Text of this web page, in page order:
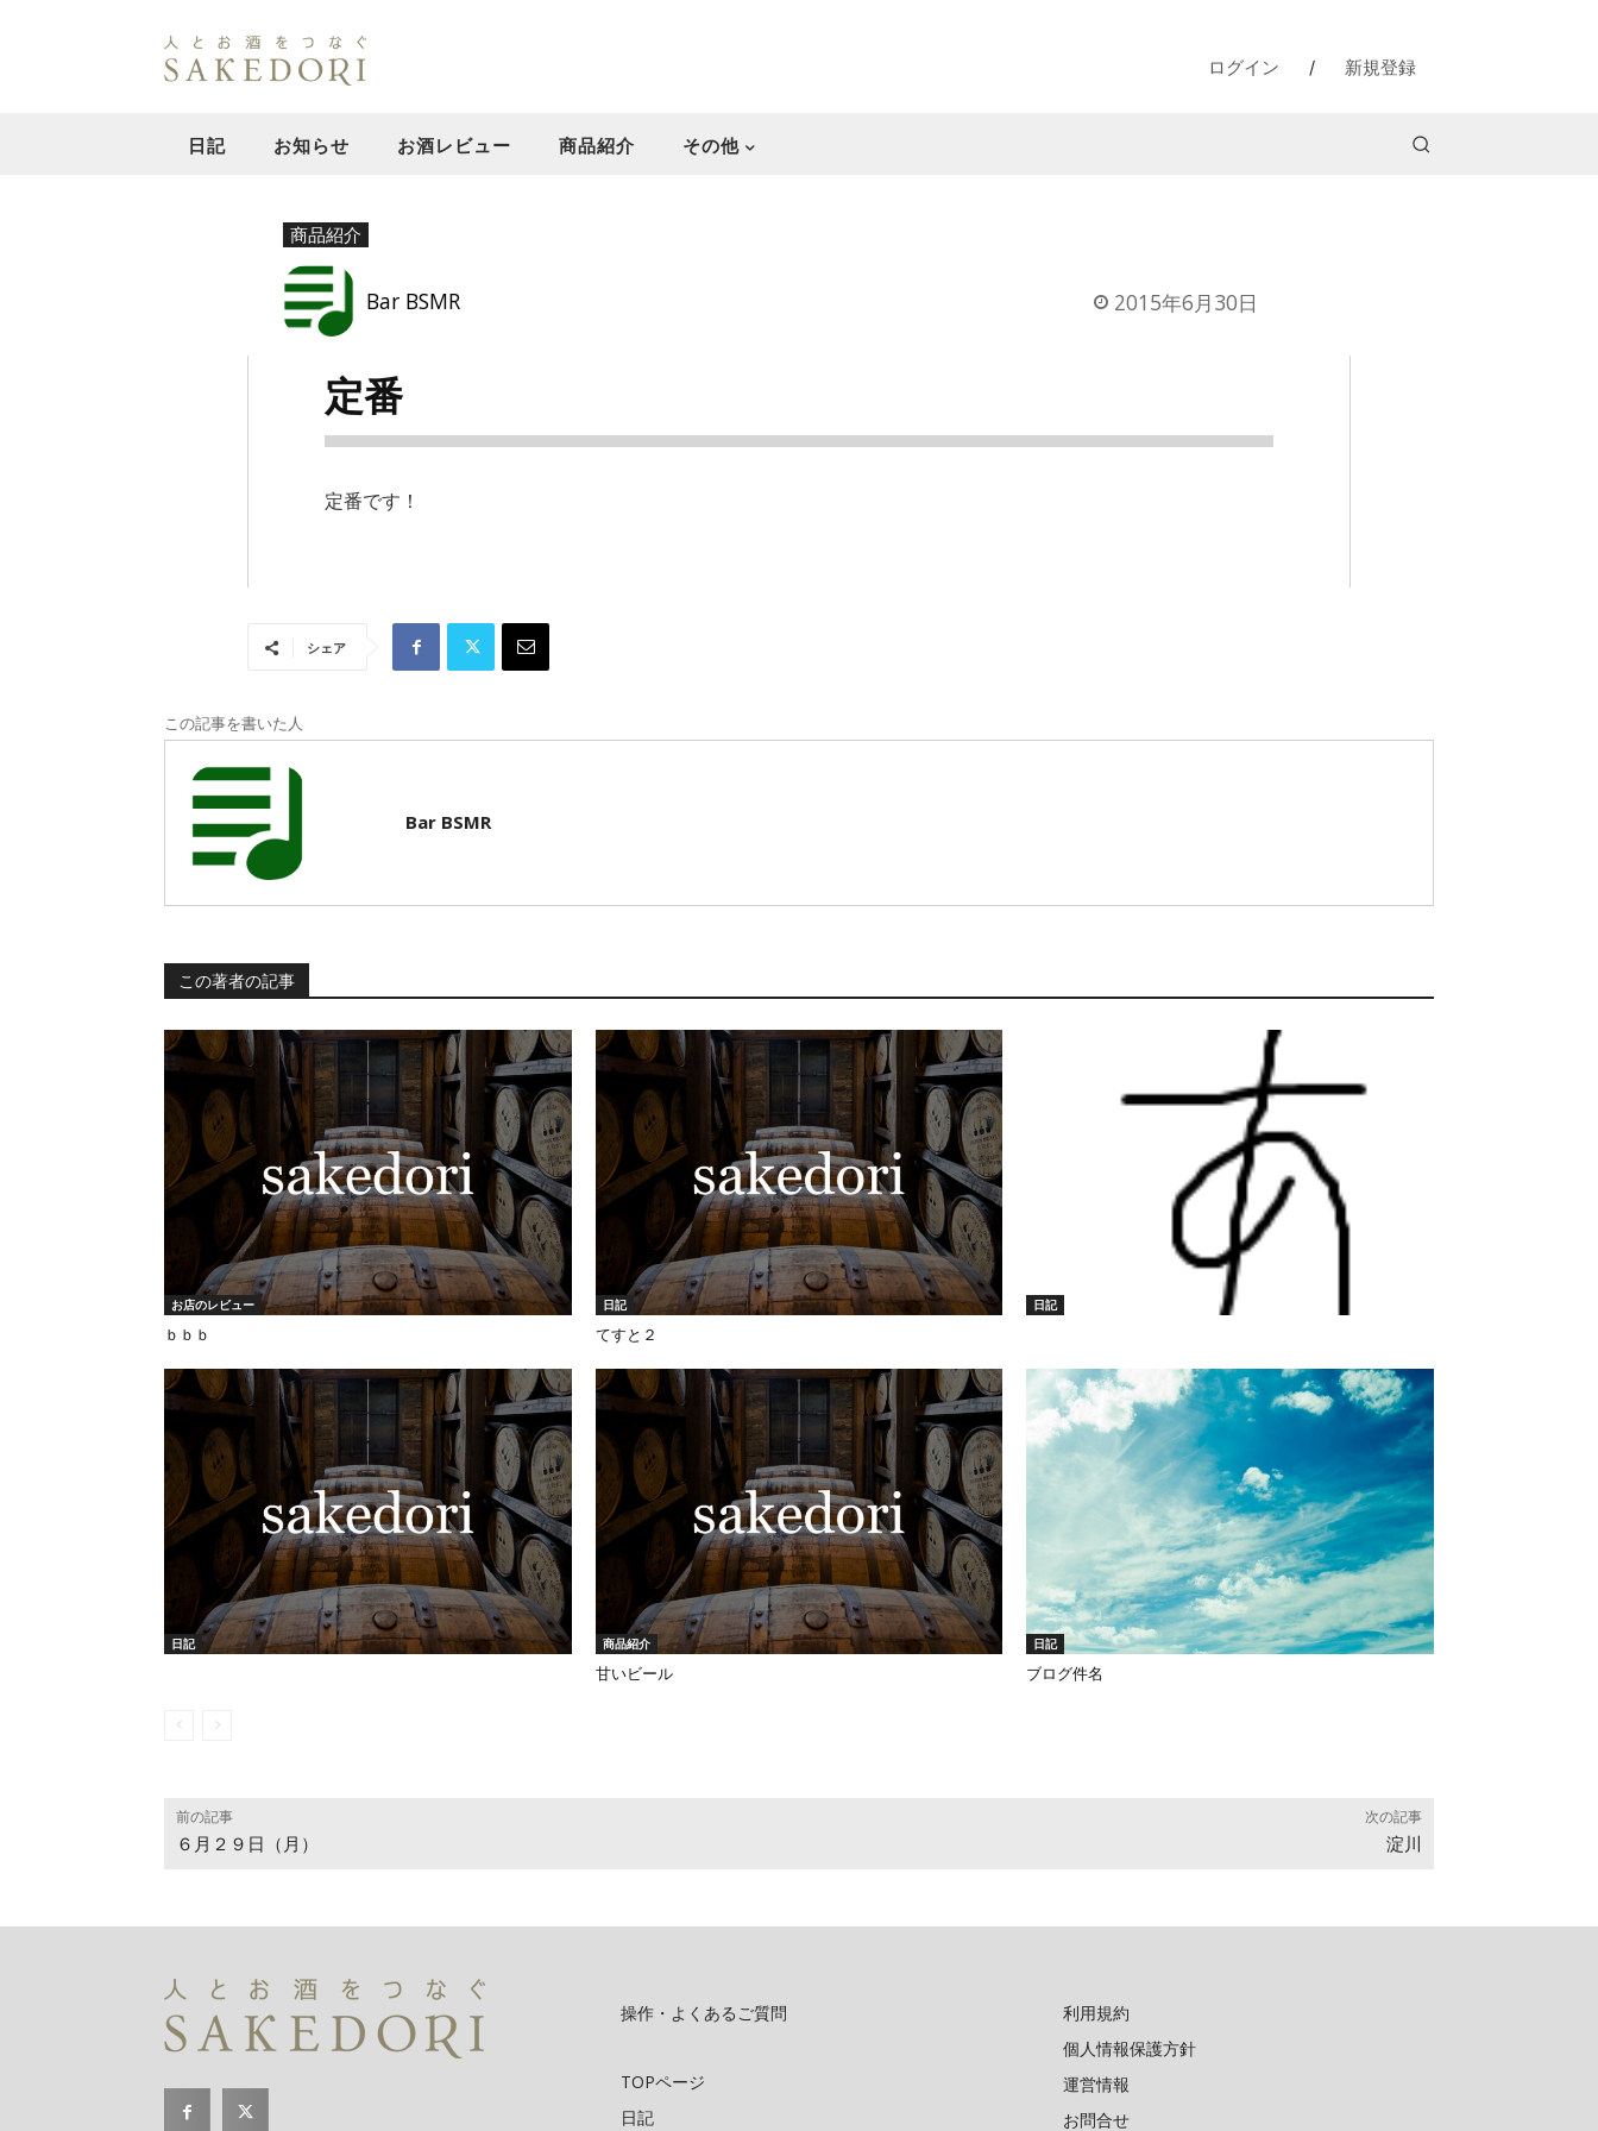
ログイン / 新規登録
日記 お知らせ お酒レビュー 商品紹介 その他
商品紹介
Bar BSMR 2015年6月30日
定番
定番です！
シェア
この記事を書いた人
Bar BSMR
この著者の記事
お店のレビュー
ｂｂｂ
日記
てすと２
日記
日記 商品紹介
甘いビール
日記
ブログ件名
前の記事
６月２９日（月）
次の記事
淀川
操作・よくあるご質問
TOPページ
日記
利用規約
個人情報保護方針
運営情報
お問合せ